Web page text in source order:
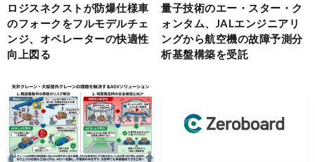
ロジスネクストが防爆仕様車
のフォークをフルモデルチェ
ンジ、オペレーターの快適性
向上図る
量子技術のエー・スター・ク
ォンタム、JALエンジニアリ
ングから航空機の故障予測分
析基盤構築を受託